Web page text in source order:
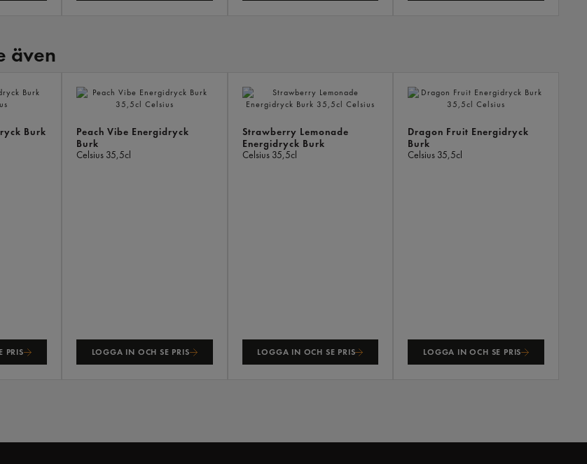
även
Burk
PRIS
Peach Vibe Energidryck
Burk
Celsius 35,5cl
LOGGA IN OCH SE PRIS
Strawberry Lemonade
Energidryck Burk
Celsius 35,5cl
LOGGA IN OCH SE PRIS
Dragon Fruit Energidryck
Burk
Celsius 35,5cl
LOGGA IN OCH SE PRIS